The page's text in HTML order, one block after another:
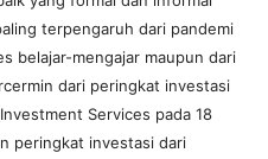
terpengaruh dari pandemi
belajar-mengajar maupun dari
dari peringkat investasi
Services pada 18
peringkat investasi dari